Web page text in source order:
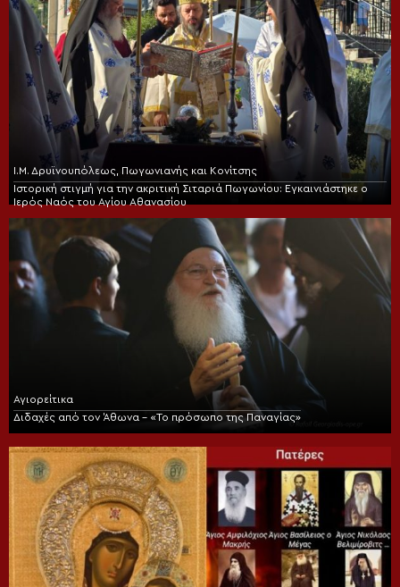
Ι.Μ. Δρυϊνουπόλεως, Πωγωνιανής και Κονίτσης
Ιστορική στιγμή για την ακριτική Σιταριά Πωγωνίου: Εγκαινιάστηκε ο
Ιερός Ναός του Αγίου Αθανασίου
Αγιορείτικα
Διδαχές από τον Άθωνα – «Το πρόσωπο της Παναγίας»